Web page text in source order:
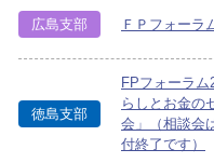
広島支部 ＦＰフォーラ
徳島支部
FPフォーラム
らしとお金の
会」（相談会
付終了です）